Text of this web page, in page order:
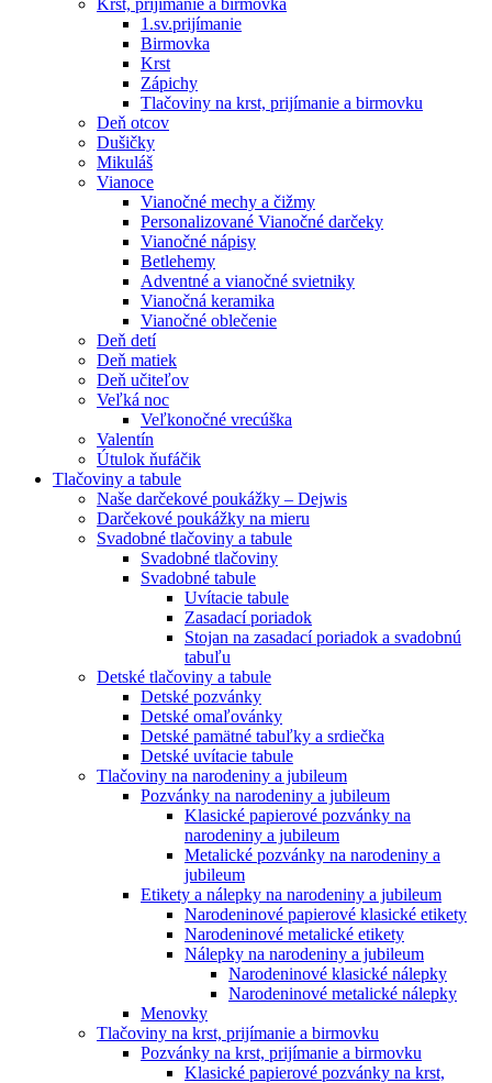
Krst, prijímanie a birmovka
1.sv.prijímanie
Birmovka
Krst
Zápichy
Tlačoviny na krst, prijímanie a birmovku
Deň otcov
Dušičky
Mikuláš
Vianoce
Vianočné mechy a čižmy
Personalizované Vianočné darčeky
Vianočné nápisy
Betlehemy
Adventné a vianočné svietniky
Vianočná keramika
Vianočné oblečenie
Deň detí
Deň matiek
Deň učiteľov
Veľká noc
Veľkonočné vrecúška
Valentín
Útulok ňufáčik
Tlačoviny a tabule
Naše darčekové poukážky – Dejwis
Darčekové poukážky na mieru
Svadobné tlačoviny a tabule
Svadobné tlačoviny
Svadobné tabule
Uvítacie tabule
Zasadací poriadok
Stojan na zasadací poriadok a svadobnú
tabuľu
Detské tlačoviny a tabule
Detské pozvánky
Detské omaľovánky
Detské pamätné tabuľky a srdiečka
Detské uvítacie tabule
Tlačoviny na narodeniny a jubileum
Pozvánky na narodeniny a jubileum
Klasické papierové pozvánky na
narodeniny a jubileum
Metalické pozvánky na narodeniny a
jubileum
Etikety a nálepky na narodeniny a jubileum
Narodeninové papierové klasické etikety
Narodeninové metalické etikety
Nálepky na narodeniny a jubileum
Narodeninové klasické nálepky
Narodeninové metalické nálepky
Menovky
Tlačoviny na krst, prijímanie a birmovku
Pozvánky na krst, prijímanie a birmovku
Klasické papierové pozvánky na krst,